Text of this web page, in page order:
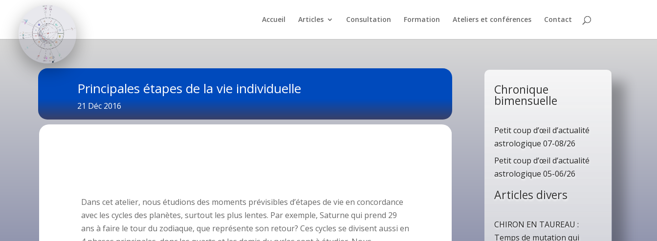
Accueil Articles Consultation Formation Ateliers et conférences Contact
Principales étapes de la vie individuelle
21 Déc 2016
Dans cet atelier, nous étudions des moments prévisibles d’étapes de vie en concordance
avec les cycles des planètes, surtout les plus lentes. Par exemple, Saturne qui prend 29
ans à faire le tour du zodiaque, que représente son retour? Ces cycles se divisent aussi en
Chronique
bimensuelle
Petit coup d’œil d’actualité
astrologique 07-08/26
Petit coup d’œil d’actualité
astrologique 05-06/26
Articles divers
CHIRON EN TAUREAU :
Temps de mutation qui